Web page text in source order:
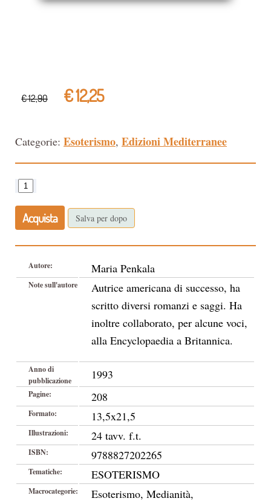
€ 12,90 € 12,25
Categorie: Esoterismo, Edizioni Mediterranee
Acquista Salva per dopo
Autore: Maria Penkala
Note sull'autore
Autrice americana di successo, ha
scritto diversi romanzi e saggi. Ha
inoltre collaborato, per alcune voci,
alla Encyclopaedia a Britannica.
Anno di
pubblicazione
1993
Pagine: 208
Formato: 13,5x21,5
Illustrazioni: 24 tavv. f.t.
ISBN: 9788827202265
Tematiche: ESOTERISMO
Macrocategorie:
Esoterismo, Medianità,